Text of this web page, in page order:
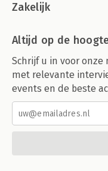
Zakelijk
Altijd op de
Schrijf u in voor
met relevante
events en de beste